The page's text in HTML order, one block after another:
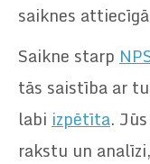
saiknes
Saikne starp
tās saistība ar
labi izpētīta.
rakstu un